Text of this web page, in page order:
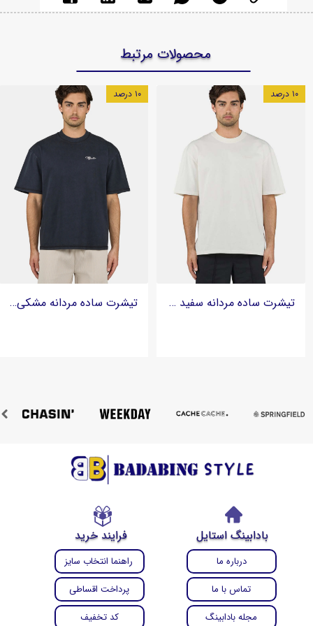
تیشرت ساده مردانه مشکی وینتج برند پگادور PEGADOR - مدل Signar
۱۰ درصد
تیشرت ساده مردانه سفید استخوانی برند پگادور PEGADOR - مدل Signar
۱۰ درصد
محصولات مرتبط
فرایند خرید بادابینگ استایل
راهنما انتخاب سایز
پرداخت اقساطی
کد تخفیف
درباره ما
تماس با ما
مجله بادابینگ